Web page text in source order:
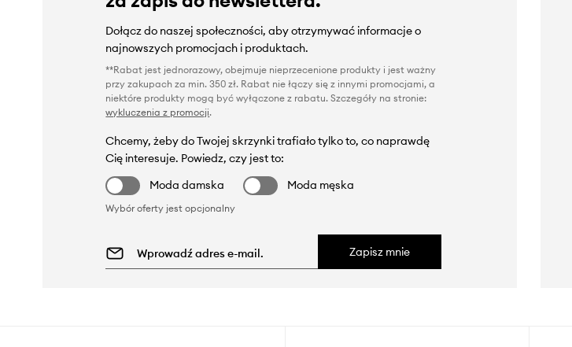
Dołącz do naszej społeczności, aby otrzymywać informacje o
najnowszych promocjach i produktach.
**Rabat jest jednorazowy, obejmuje nieprzecenione produkty i jest ważny
przy zakupach za min. 350 zł. Rabat nie łączy się z innymi promocjami, a
niektóre produkty mogą być wyłączone z rabatu. Szczegóły na stronie:
wykluczenia z promocji.
Chcemy, żeby do Twojej skrzynki trafiało tylko to, co naprawdę
Cię interesuje. Powiedz, czy jest to:
Moda damska
Moda męska
Wybór oferty jest opcjonalny
Zapisz mnie